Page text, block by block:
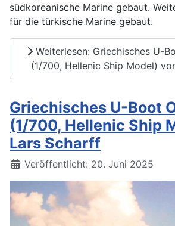
südkoreanische Marine gebaut.
für die türkische Marine gebaut.
Weiterlesen: Griechisches U-
(1/700, Hellenic Ship Model)
Griechisches U-Boot
(1/700, Hellenic Ship
Lars Scharff
Details
Veröffentlicht: 20. Juni 2025